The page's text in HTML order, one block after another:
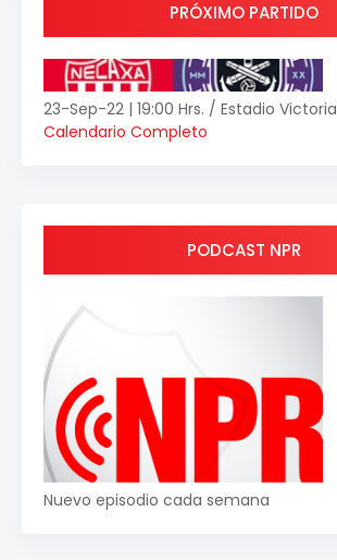
PRÓXIMO PARTIDO
23-Sep-22 | 19:00 Hrs. / Estadio Victoria
Calendario Completo
PODCAST NPR
Nuevo episodio cada semana